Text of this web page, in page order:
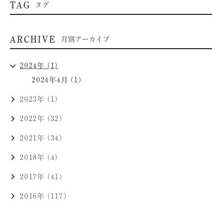
TAG タグ
ARCHIVE 月別アーカイブ
2024年 (1)
2024年4月 (1)
2023年 (1)
2022年 (32)
2021年 (34)
2018年 (4)
2017年 (41)
2016年 (117)